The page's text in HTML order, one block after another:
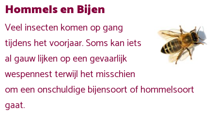
Hommels en Bijen
Veel insecten komen op gang
tijdens het voorjaar. Soms kan iets
al gauw lijken op een gevaarlijk
wespennest terwijl het misschien
om een onschuldige bijensoort of hommelsoort
gaat.